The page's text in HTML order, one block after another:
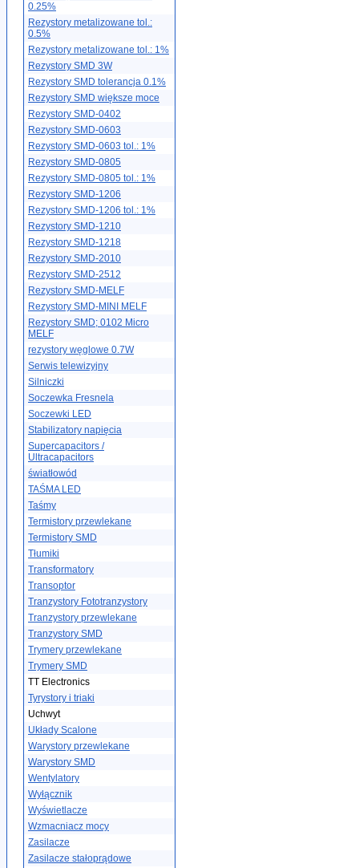
0.25%
Rezystory metalizowane tol.:
0.5%
Rezystory metalizowane tol.: 1%
Rezystory SMD 3W
Rezystory SMD tolerancja 0.1%
Rezystory SMD większe moce
Rezystory SMD-0402
Rezystory SMD-0603
Rezystory SMD-0603 tol.: 1%
Rezystory SMD-0805
Rezystory SMD-0805 tol.: 1%
Rezystory SMD-1206
Rezystory SMD-1206 tol.: 1%
Rezystory SMD-1210
Rezystory SMD-1218
Rezystory SMD-2010
Rezystory SMD-2512
Rezystory SMD-MELF
Rezystory SMD-MINI MELF
Rezystory SMD; 0102 Micro
MELF
rezystory węglowe 0.7W
Serwis telewizyjny
Silniczki
Soczewka Fresnela
Soczewki LED
Stabilizatory napięcia
Supercapacitors /
Ultracapacitors
światłowód
TAŚMA LED
Taśmy
Termistory przewlekane
Termistory SMD
Tłumiki
Transformatory
Transoptor
Tranzystory Fototranzystory
Tranzystory przewlekane
Tranzystory SMD
Trymery przewlekane
Trymery SMD
TT Electronics
Tyrystory i triaki
Uchwyt
Układy Scalone
Warystory przewlekane
Warystory SMD
Wentylatory
Wyłącznik
Wyświetlacze
Wzmacniacz mocy
Zasilacze
Zasilacze stałoprądowe